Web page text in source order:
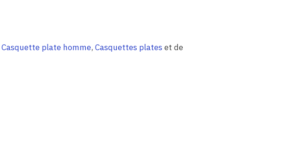
Casquette plate homme, Casquettes plates et de